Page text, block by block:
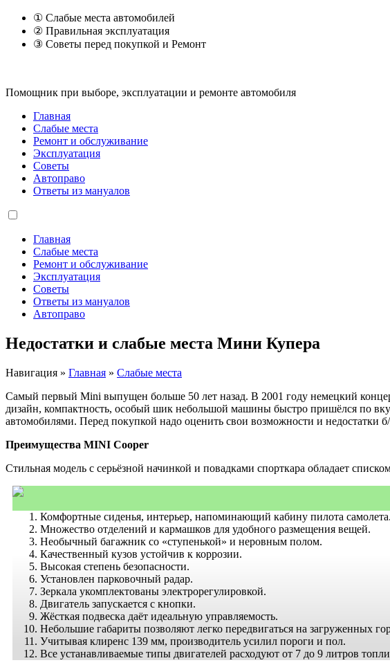
① Слабые места автомобилей
② Правильная эксплуатация
③ Советы перед покупкой и Ремонт
Помощник при выборе, эксплуатации и ремонте автомобиля
Главная
Слабые места
Ремонт и обслуживание
Эксплуатация
Советы
Автоправо
Ответы из мануалов
Главная
Слабые места
Ремонт и обслуживание
Эксплуатация
Советы
Ответы из мануалов
Автоправо
Недостатки и слабые места Мини Купера
Навигация » Главная » Слабые места
Самый первый Mini выпущен больше 50 лет назад. В 2001 году немецкий
дизайн, компактность, особый шик небольшой машины быстро пришёлся по
автомобилями. Перед покупкой надо оценить свои возможности и недостатки
Преимущества MINI Cooper
Стильная модель с серьёзной начинкой и повадками спорткара обладает
Комфортные сиденья, интерьер, напоминающий кабину пилота самолета.
Множество отделений и кармашков для удобного размещения вещей.
Необычный багажник со «ступенькой» и неровным полом.
Качественный кузов устойчив к коррозии.
Высокая степень безопасности.
Установлен парковочный радар.
Зеркала укомплектованы электрорегулировкой.
Двигатель запускается с кнопки.
Жёсткая подвеска даёт идеальную управляемость.
Небольшие габариты позволяют легко передвигаться на загруженных
Учитывая клиренс 139 мм, производитель усилил пороги и пол.
Все устанавливаемые типы двигателей расходуют от 7 до 9 литров